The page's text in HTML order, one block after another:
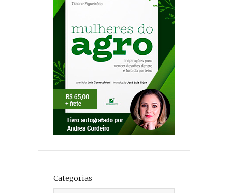
Categorias